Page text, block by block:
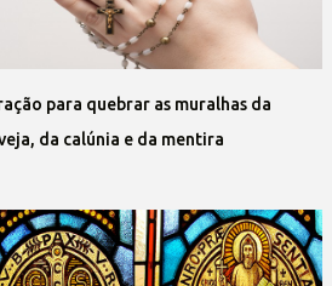
para quebrar as muralhas da
da calúnia e da mentira